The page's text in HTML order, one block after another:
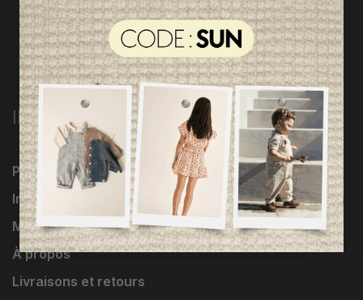
INFORMATIONS
Programme Loyauté
Influenceuses
Marques
À propos
Livraisons et retours